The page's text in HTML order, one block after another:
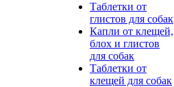
Таблетки от
глистов для собак
Капли от клещей,
блох и глистов
для собак
Таблетки от
клещей для собак